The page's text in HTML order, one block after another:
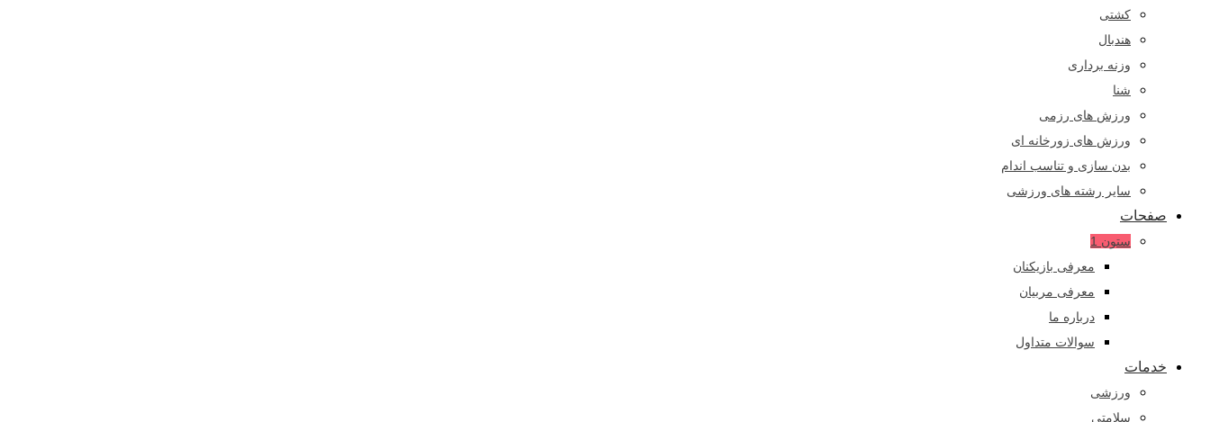
کشتی
هندبال
وزنه برداری
شنا
ورزش های رزمی
ورزش های زورخانه ای
بدن سازی و تناسب اندام
سایر رشته های ورزشی
صفحات
ستون 1
معرفی بازیکنان
معرفی مربیان
درباره ما
سوالات متداول
خدمات
ورزشی
سلامتی